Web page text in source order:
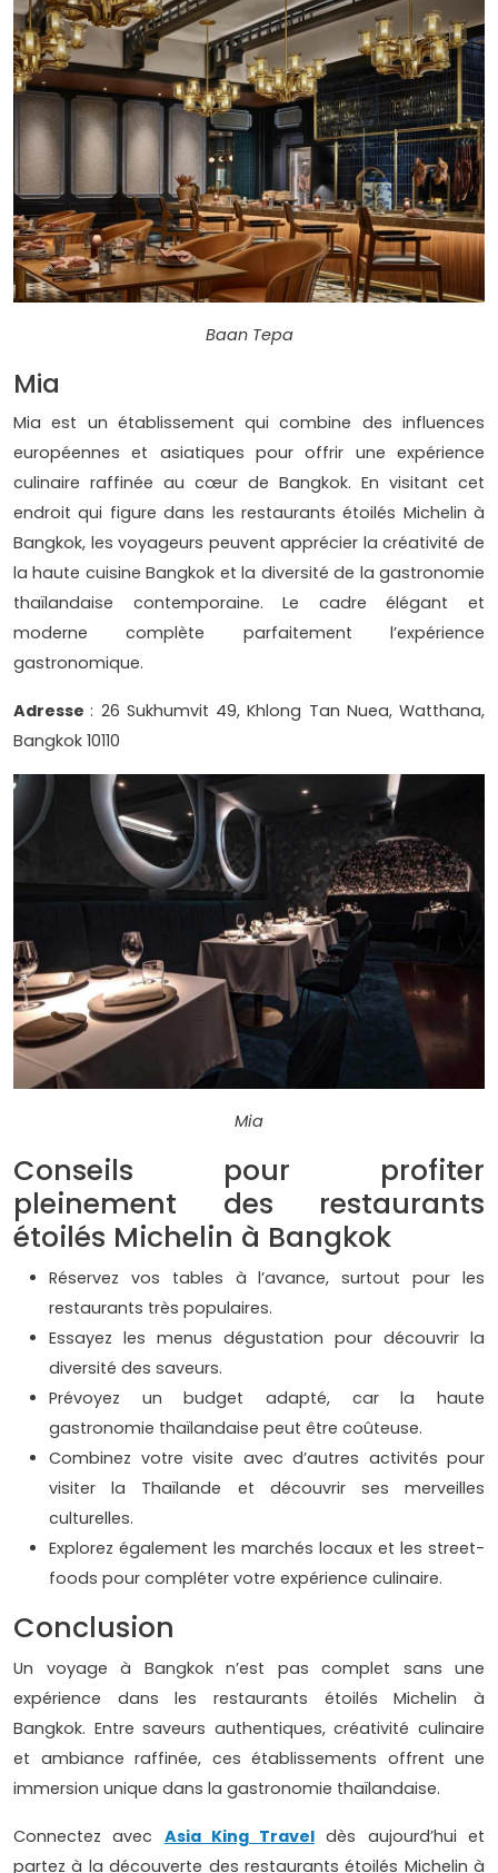
Baan Tepa
Mia
Mia est un établissement qui combine des influences
européennes et asiatiques pour offrir une expérience
culinaire raffinée au cœur de Bangkok. En visitant cet
endroit qui figure dans les restaurants étoilés Michelin à
Bangkok, les voyageurs peuvent apprécier la créativité de
la haute cuisine Bangkok et la diversité de la gastronomie
thaïlandaise contemporaine. Le cadre élégant et
moderne complète parfaitement l’expérience
gastronomique.
Adresse: 26 Sukhumvit 49, Khlong Tan Nuea, Watthana,
Bangkok 10110
Mia
Conseils pour profiter
pleinement des restaurants
étoilés Michelin à Bangkok
Réservez vos tables à l’avance, surtout pour les
restaurants très populaires.
Essayez les menus dégustation pour découvrir la
diversité des saveurs.
Prévoyez un budget adapté, car la haute
gastronomie thaïlandaise peut être coûteuse.
Combinez votre visite avec d’autres activités pour
visiter la Thaïlande et découvrir ses merveilles
culturelles.
Explorez également les marchés locaux et les street-
foods pour compléter votre expérience culinaire.
Conclusion
Un voyage à Bangkok n’est pas complet sans une
expérience dans les restaurants étoilés Michelin à
Bangkok. Entre saveurs authentiques, créativité culinaire
et ambiance raffinée, ces établissements offrent une
immersion unique dans la gastronomie thaïlandaise.
Connectez avec Asia King Travel dès aujourd’hui et
partez à la découverte des restaurants étoilés Michelin à